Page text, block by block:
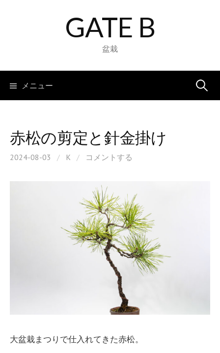
キ
GATE B
盆栽
メニュー 検
赤松の剪定と針金掛け
2024-08-03 / K / コメントする
大盆栽まつりで仕入れてきた赤松。